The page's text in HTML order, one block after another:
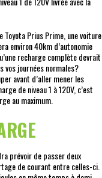
Toyota Prius Prime, une voiture
environ 40km d’autonomie
recharge complète devrait
vos journées normales?
avant d’aller mener les
de niveau 1 à 120V, c’est
au maximum.
prévoir de passer deux
de courant entre celles-ci.